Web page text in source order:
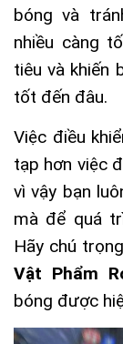
bóng và
nhiều càng
tiêu và khiến
tốt đến đâu.
Việc điều
tạp hơn việc
vì vậy bạn
mà để quá
Hãy chú
Vật Phẩm
bóng được